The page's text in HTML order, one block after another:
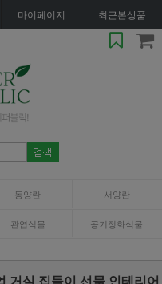
마이페이지 최근본상품
동양란 서양란
관엽식물 공기정화식물